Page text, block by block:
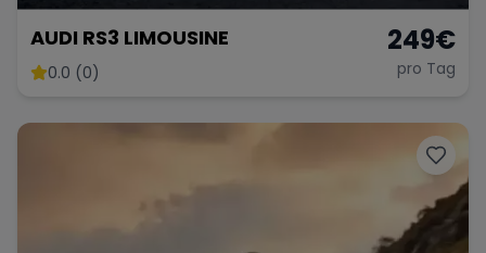
AUDI RS3 LIMOUSINE
0.0 (0)
249€
pro Tag